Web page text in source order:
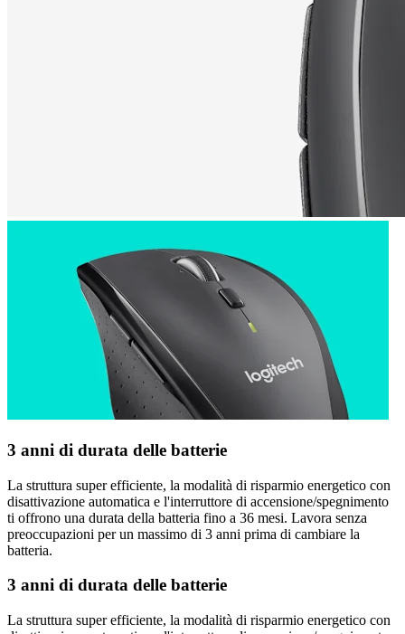
3 anni di durata delle batterie
La struttura super efficiente, la modalità di risparmio energetico con
disattivazione automatica e l'interruttore di accensione/spegnimento
ti offrono una durata della batteria fino a 36 mesi. Lavora senza
preoccupazioni per un massimo di 3 anni prima di cambiare la
batteria.
3 anni di durata delle batterie
La struttura super efficiente, la modalità di risparmio energetico con